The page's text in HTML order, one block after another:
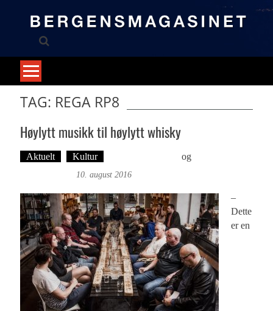
TAG: REGA RP8
Høylytt musikk til høylytt whisky
Aktuelt Kultur og
10. august 2016
–
Dette
er en